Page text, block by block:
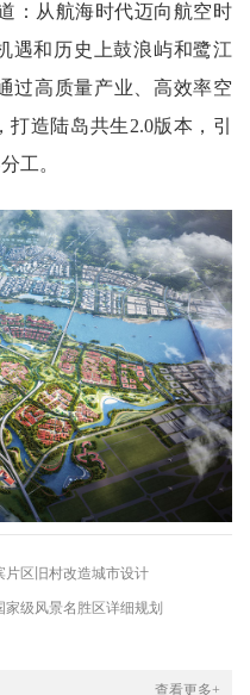
：从航海时代迈向航空时
遇和历史上鼓浪屿和鹭江
过高质量产业、高效率空
造陆岛共生2.0版本，引
工。
片区旧村改造城市设计
级风景名胜区详细规划
查看更多+